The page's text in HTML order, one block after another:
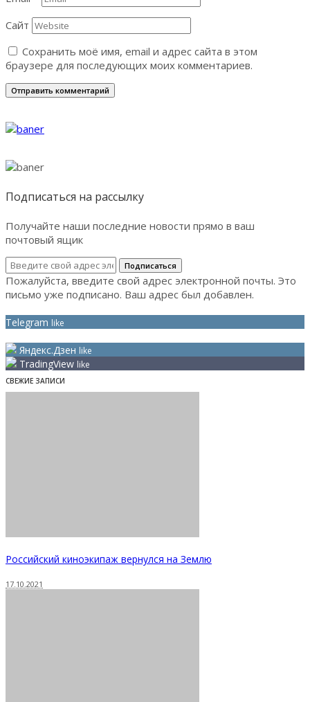
Сайт
Сохранить моё имя, email и адрес сайта в этом
браузере для последующих моих комментариев.
Подписаться на рассылку
Получайте наши последние новости прямо в ваш
почтовый ящик
Подписаться
Пожалуйста, введите свой адрес электронной почты. Это
письмо уже подписано. Ваш адрес был добавлен.
Telegram like
Яндекс.Дзен like
TradingView like
СВЕЖИЕ ЗАПИСИ
Российский киноэкипаж вернулся на Землю
17.10.2021